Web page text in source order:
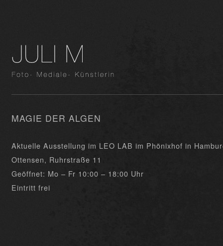
MAGIE DER ALGEN
Aktuelle Ausstellung im LEO LAB im Phönixhof in
Ottensen, Ruhrstraße 11
Geöffnet: Mo – Fr 10:00 – 18:00 Uhr
Eintritt frei